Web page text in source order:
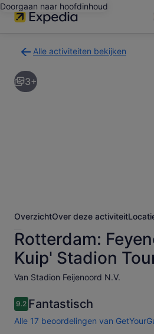
Doorgaan naar hoofdinhoud
Alle activiteiten bekijken
naar
de
zoekresultatenpagina
3+
OverzichtOver deze activiteit
Rotterdam:
Kuip' Stadion
Van Stadion Feijenoord N.V.
9.29.2 van 10
Fantastisch
Alle 17 beoordelingen van